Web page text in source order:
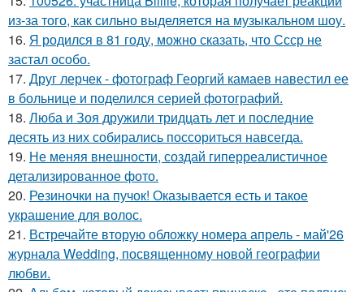
из-за того, как сильно выделяется на музыкальном шоу.
16. Я родился в 81 году, можно сказать, что Ссср не
застал особо.
17. Друг лерчек - фотограф Георгий камаев навестил ее
в больнице и поделился серией фотографий.
18. Люба и Зоя дружили тридцать лет и последние
десять из них собирались поссориться навсегда.
19. Не меняя внешности, создай гиперреалистичное
детализированное фото.
20. Резиночки на пучок! Оказывается есть и такое
украшение для волос.
21. Встречайте вторую обложку номера апрель - май'26
журнала Wedding, посвященному новой географии
любви.